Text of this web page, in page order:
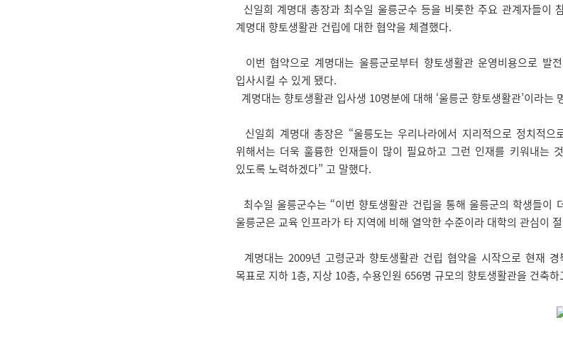
신일희 계명대 총장과 최수일 울릉군수 등을 비롯한 주요 관계자들이
계명대 향토생활관 건립에 대한 협약을 체결했다.
이번 협약으로 계명대는 울릉군로부터 향토생활관 운영비용으로
입사시킬 수 있게 됐다.
계명대는 향토생활관 입사생 10명분에 대해 ‘울릉군 향토생활관’이라
신일희 계명대 총장은 “울릉도는 우리나라에서 지리적으로 정치적
위해서는 더욱 훌륭한 인재들이 많이 필요하고 그런 인재를 키워내는
있도록 노력하겠다” 고 말했다.
최수일 울릉군수는 “이번 향토생활관 건립을 통해 울릉군의 학생들
울릉군은 교육 인프라가 타 지역에 비해 열악한 수준이라 대학의 관심이
계명대는 2009년 고령군과 향토생활관 건립 협약을 시작으로 현재
목표로 지하 1층, 지상 10층, 수용인원 656명 규모의 향토생활관을 건축하